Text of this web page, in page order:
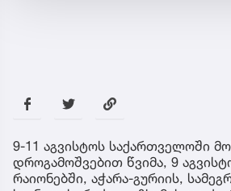
9-11 აგვისტოს საქართველოში
დროგამოშვებით წვიმა, 9
რაიონებში, აჭარა-გურიის,